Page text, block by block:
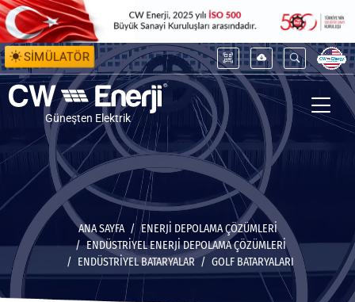
SİMÜLATÖR
Güneşten Elektrik
ANA SAYFA
ENERJİ DEPOLAMA ÇÖZÜMLERİ
ENDÜSTRIYEL ENERJI DEPOLAMA ÇÖZÜMLERI
ENDÜSTRIYEL BATARYALAR
GOLF BATARYALARI